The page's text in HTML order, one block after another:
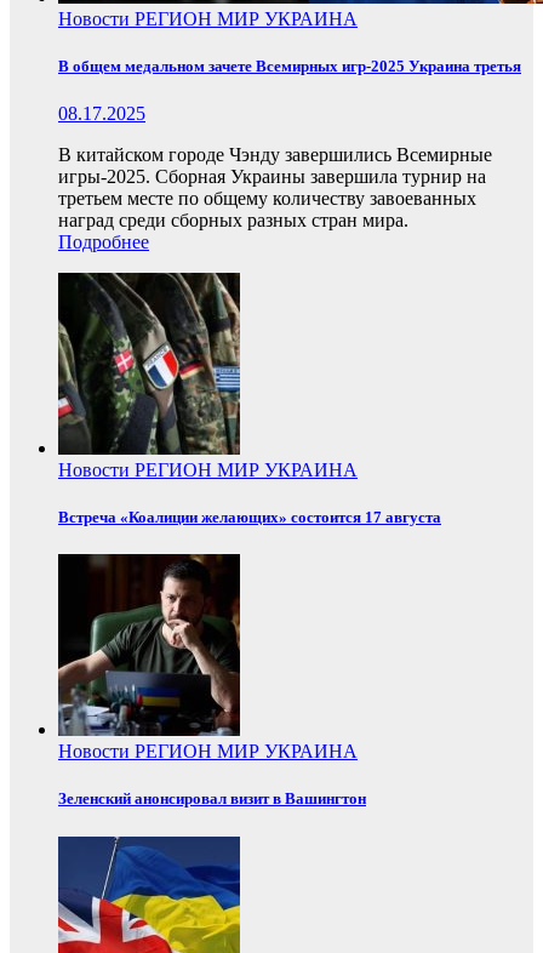
Новости РЕГИОН МИР УКРАИНА
В общем медальном зачете Всемирных игр-2025 Украина третья
08.17.2025
В китайском городе Чэнду завершились Всемирные
игры-2025. Сборная Украины завершила турнир на
третьем месте по общему количеству завоеванных
наград среди сборных разных стран мира.
Подробнее
Новости РЕГИОН МИР УКРАИНА
Встреча «Коалиции желающих» состоится 17 августа
Новости РЕГИОН МИР УКРАИНА
Зеленский анонсировал визит в Вашингтон